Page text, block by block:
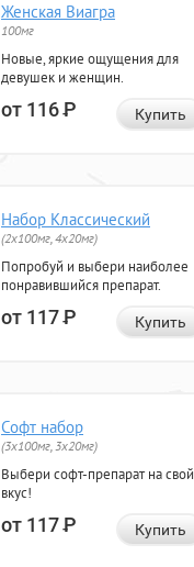
Женская Виагра
100мг
Новые, яркие ощущения для
девушек и женщин.
от 116Р Купить
Набор Классический
(2x100мг, 4x20мг)
Попробуй и выбери наиболее
понравившийся препарат.
от 117Р Купить
Софт набор
(3x100мг, 3x20мг)
Выбери софт-препарат на свой
вкус!
от 117Р Купить